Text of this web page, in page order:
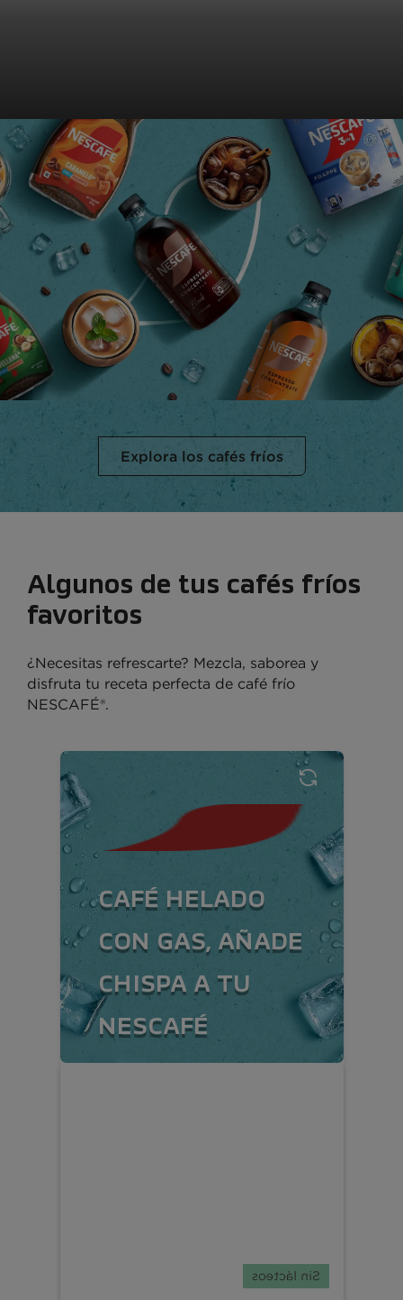
Explora los cafés fríos
Algunos de tus cafés fríos
favoritos
¿Necesitas refrescarte? Mezcla, saborea y
disfruta tu receta perfecta de café frío
NESCAFÉ®.
CAFÉ HELADO
CON GAS, AÑADE
CHISPA A TU
NESCAFÉ
Sin lácteos